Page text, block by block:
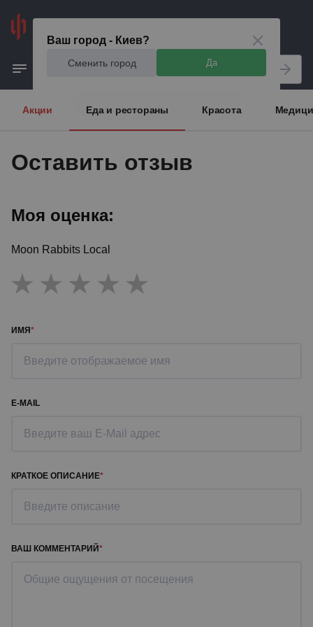
Ваш город - Киев?
Сменить город Да
Акции Еда и рестораны Красота
Оставить отзыв
Моя оценка:
Moon Rabbits Local
ИМЯ
E-MAIL
КРАТКОЕ ОПИСАНИЕ
ВАШ КОММЕНТАРИЙ